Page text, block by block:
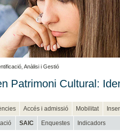
Anàlisi i Gestió
Patrimoni Cultural:
Accés i admissió Mobilitat
SAIC Enquestes Indicadors